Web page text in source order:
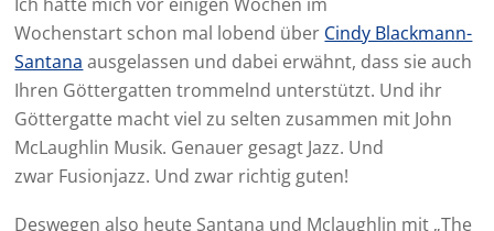
Wochenstart schon mal lobend über Cindy Blackmann-
Santana ausgelassen und dabei erwähnt, dass sie auch
Ihren Göttergatten trommelnd unterstützt. Und ihr
Göttergatte macht viel zu selten zusammen mit John
McLaughlin Musik. Genauer gesagt Jazz. Und
zwar Fusionjazz. Und zwar richtig guten!
Deswegen also heute Santana und Mclaughlin mit „The